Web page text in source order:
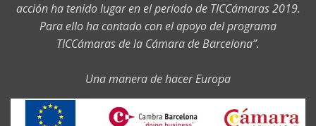
acción ha tenido lugar en el periodo de TICCámaras 2019.
Para ello ha contado con el apoyo del programa
TICCámaras de la Cámara de Barcelona”.
Una manera de hacer Europa